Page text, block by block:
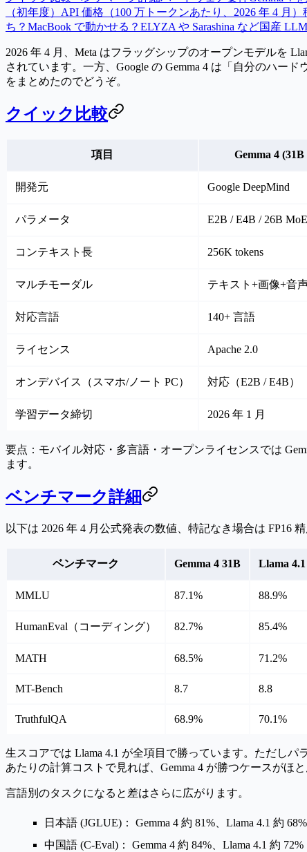
（初年度） API 価格（100 万トークンあたり、2026 年 4 月）
ち？ MacBook で動かせる？ ELYZA や Sarashina など国産
2026 年 4 月、Meta はフラッグシップのオープンモデルを
されています。一方、Google の Gemma 4 は「自分のハード
をまとめたのでどうぞ。
クイック比較
項目 Gemma 4 (31B
開発元 Google DeepMind
パラメータ E2B / E4B / 26B
コンテキスト長 256K tokens
マルチモーダル テキスト+画像+音
対応言語 140+ 言語
ライセンス Apache 2.0
オンデバイス（スマホ/ノート PC） 対応（E2B / E4B）
学習データ締切 2026 年 1 月
要点： モバイル対応・多言語・オープンライセンスでは
ます。
ベンチマーク詳細
以下は 2026 年 4 月公式発表の数値、特記なき場合は FP16 精
ベンチマーク Gemma 4 31B Llama
MMLU 87.1% 88.9%
HumanEval（コーディング） 82.7% 85.4%
MATH 68.5% 71.2%
MT-Bench 8.7 8.8
TruthfulQA 68.9% 70.1%
生スコアでは Llama 4.1 が全項目で勝っています。ただしパ
あたりの計算コストで見れば、Gemma 4 が勝つケースがほと
言語別のタスクになると差はさらに広がります。
日本語 (JGLUE)：
Gemma 4 約 81%、Llama 4.1 約 68%
中国語 (C-Eval)：
Gemma 4 約 84%、Llama 4.1 約 72%